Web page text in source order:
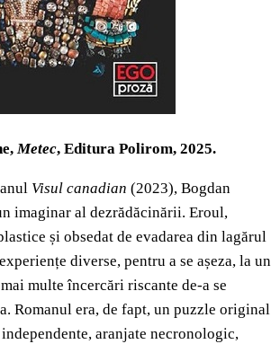
Metec, Editura Polirom, 2025.
Visul canadian (2023), Bogdan
imaginar al dezrădăcinării. Eroul,
și obsedat de evadarea din lagărul
diverse, pentru a se așeza, la un
multe încercări riscante de-a se
Romanul era, de fapt, un puzzle original
aranjate necronologic,